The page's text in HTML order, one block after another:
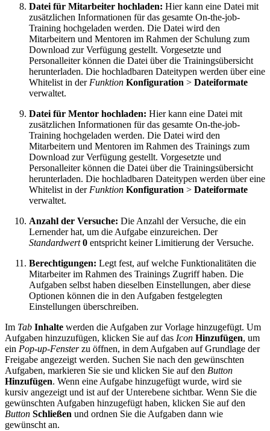
Datei für Mitarbeiter hochladen: Hier kann eine Datei mit
zusätzlichen Informationen für das gesamte On-the-job-
Training hochgeladen werden. Die Datei wird den
Mitarbeitern und Mentoren im Rahmen der Schulung zum
Download zur Verfügung gestellt. Vorgesetzte und
Personalleiter können die Datei über die Trainingsübersicht
herunterladen. Die hochladbaren Dateitypen werden über eine
Whitelist in derFunktion Konfiguration > Dateiformate
verwaltet.
Datei für Mentor hochladen: Hier kann eine Datei mit
zusätzlichen Informationen für das gesamte On-the-job-
Training hochgeladen werden. Die Datei wird den
Mitarbeitern und Mentoren im Rahmen des Trainings zum
Download zur Verfügung gestellt. Vorgesetzte und
Personalleiter können die Datei über die Trainingsübersicht
herunterladen. Die hochladbaren Dateitypen werden über eine
Whitelist in derFunktion Konfiguration > Dateiformate
verwaltet.
Anzahl der Versuche: Die Anzahl der Versuche, die ein
Lernender hat, um die Aufgabe einzureichen. Der
Standardwert 0 entspricht keiner Limitierung der Versuche.
Berechtigungen: Legt fest, auf welche Funktionalitäten die
Mitarbeiter im Rahmen des Trainings Zugriff haben. Die
Aufgaben selbst haben dieselben Einstellungen, aber diese
Optionen können die in den Aufgaben festgelegten
Einstellungen überschreiben.
Im Tab Inhalte werden die Aufgaben zur Vorlage hinzugefügt. Um
Aufgaben hinzuzufügen, klicken Sie auf das Icon Hinzufügen, um
ein Pop-up-Fensterzu öffnen, in dem Aufgaben auf Grundlage der
Freigabe angezeigt werden. Suchen Sie nach den gewünschten
Aufgaben, markieren Sie sie und klicken Sie auf den Button
Hinzufügen. Wenn eine Aufgabe hinzugefügt wurde, wird sie
kursiv angezeigt und ist auf der Unterebene sichtbar. Wenn Sie die
gewünschten Aufgaben hinzugefügt haben, klicken Sie auf den
Button Schließen und ordnen Sie die Aufgaben dann wie
gewünscht an.